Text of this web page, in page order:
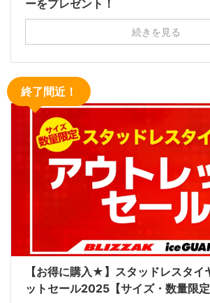
ーをプレゼント！
続きを見る
終了間近！
【お得に購入★】スタッドレスタイ
ットセール2025【サイズ・数量限定